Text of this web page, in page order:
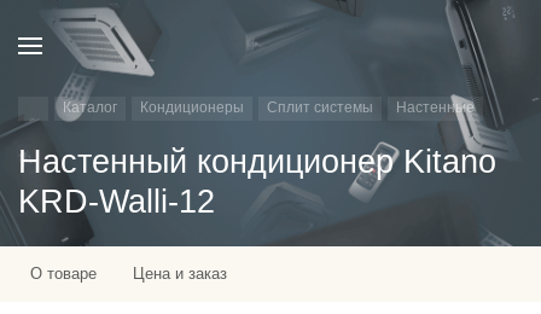
Каталог Кондиционеры Сплит системы Настенные
Настенный кондиционер Kitano
KRD-Walli-12
О товаре Цена и заказ